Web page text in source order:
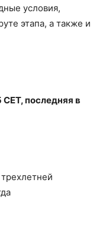
условия,
этапа, а также и
последняя в